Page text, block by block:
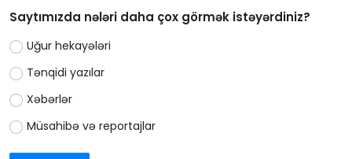
Saytımızda nələri daha çox görmək istəyərdiniz?
Uğur hekayələri
Tənqidi yazılar
Xəbərlər
Müsahibə və reportajlar